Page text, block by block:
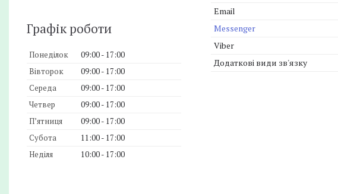
Графік роботи
Понеділок 09:00
17:00
Вівторок
09:00
17:00
Середа
09:00
17:00
Четвер
09:00
17:00
Пʼятниця
09:00
17:00
Субота
11:00
17:00
Неділя
10:00 17:00